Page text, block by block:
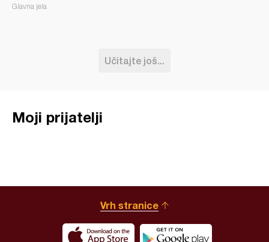
Glavna jela
Učitajte još...
Moji prijatelji
Vrh stranice